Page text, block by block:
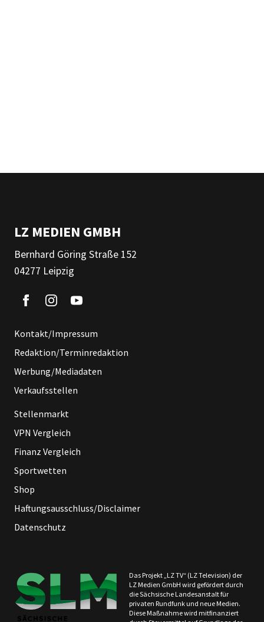
LZ MEDIEN GMBH
Bernhard Göring Straße 152
04277 Leipzig
Kontakt/Impressum
Redaktion/Terminredaktion
Werbung/Mediadaten
Verkaufsstellen
Stellenmarkt
VPN Vergleich
Finanz Vergleich
Sportwetten
Shop
Haftungsausschluss/Disclaimer
Datenschutz
Das Projekt „LZ TV“ (LZ Television) der
LZ Medien GmbH wird gefördert durch
die Sächsische Landesanstalt für
privaten Rundfunk und neue Medien.
Diese Maßnahme wird mitfinanziert